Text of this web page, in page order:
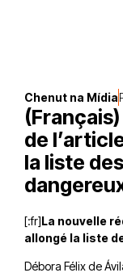
Chenut na Mídia
de
la liste
[:fr]La nouvelle
allongé la liste
Débora Félix de